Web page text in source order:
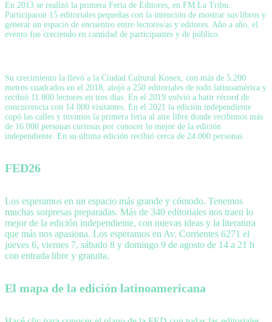
En 2013 se realizó la primera Feria de Editores, en FM La Tribu.
Participaron 15 editoriales pequeñas con la intención de mostrar sus libros y
generar un espacio de encuentro entre lectores/as y editores. Año a año, el
evento fue creciendo en cantidad de participantes y de público.
Su crecimiento la llevó a la Ciudad Cultural Konex, con más de 5.200
metros cuadrados en el 2018, alojó a 250 editoriales de todo latinoamérica y
recibió 11.000 lectores en tres días. En el 2019 volvió a batir récord de
concurrencia con 14.000 visitantes. En el 2021 la edición independiente
copó las calles y tuvimos la primera feria al aire libre donde recibimos más
de 16.000 personas curiosas por conocer lo mejor de la edición
independiente. En su última edición recibió cerca de 24.000 personas.
FED26
Los esperamos en un espacio más grande y cómodo. Tenemos
muchas sorpresas preparadas. Más de 340 editoriales nos traen lo
mejor de la edición independiente, con nuevas ideas y la literatura
que más nos apasiona. Los esperamos en Av. Corrientes 6271 el
jueves 6, viernes 7, sábado 8 y domingo 9 de agosto de 14 a 21 h
con entrada libre y gratuita.
El mapa de la edición latinoamericana